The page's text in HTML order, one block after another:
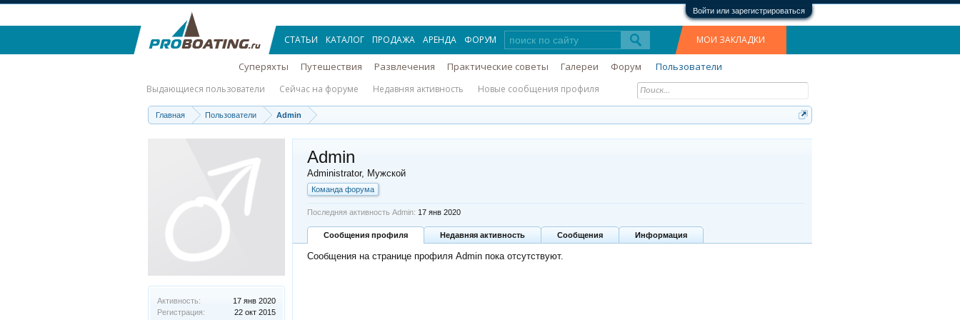
Войти или зарегистрироваться
Главная Пользователи Admin
Активность:
17 янв 2020
Регистрация:
22 окт 2015
Admin
Administrator, Мужской
Команда форума
Последняя активность Admin: 17 янв 2020
Сообщения профиля Недавняя активность Сообщения Информация
Сообщения на странице профиля Admin пока отсутствуют.
СТАТЬИ КАТАЛОГ ПРОДАЖА АРЕНДА ФОРУМ МОИ ЗАКЛАДКИ
Суперяхты Путешествия Развлечения Практические советы Галереи Форум Пользователи
Выдающиеся пользователи Сейчас на форуме Недавняя активность Новые сообщения профиля